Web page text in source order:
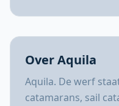
Over Aquila
Aquila. De werf
catamarans, sail